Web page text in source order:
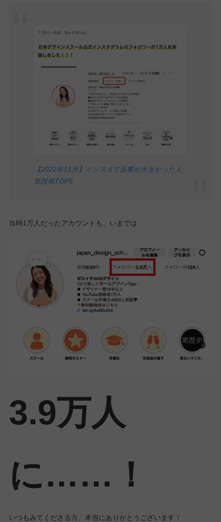
【2022年11月】インスタで反響が大きかった人
気投稿TOP5
当時1万人だったアカウントも、いまでは
3.9万人
に……！
いつもみてくださる方、本当にありがとうございます！